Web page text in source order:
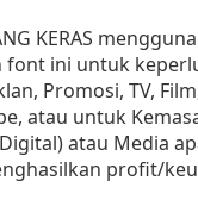
KERAS
font ini untuk
Promosi, TV,
atau untuk
atau Media
profit/